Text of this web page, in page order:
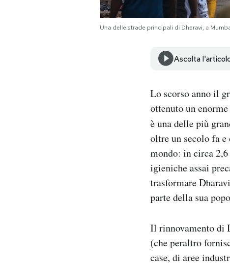
AREA PERSONALE
Una delle strade principali di Dharavi, a
Ascolta
Lo scorso anno il
ottenuto un
è una delle più
oltre un secolo fa
mondo: in circa
igieniche assai
trasformare
parte della sua
Il rinnovamento di
(che peraltro
case, di aree